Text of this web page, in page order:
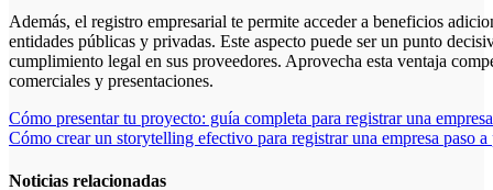
Además, el registro empresarial te permite acceder a beneficios
entidades públicas y privadas. Este aspecto puede ser un punto
cumplimiento legal en sus proveedores. Aprovecha esta ventaja
comerciales y presentaciones.
Navegación
de
entradas
Cómo presentar tu proyecto: guía completa para registrar una
Cómo crear un storytelling efectivo para registrar una empresa paso a
Noticias relacionadas